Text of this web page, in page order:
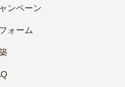
ンペーン
ォーム